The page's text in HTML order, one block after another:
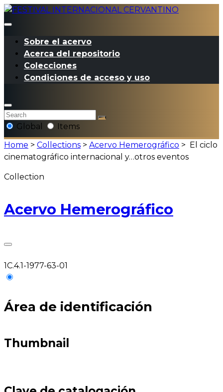
Sobre el acervo
Acerca del repositorio
Colecciones
Condiciones de acceso y uso
Global
Items
Home > Collections > Acervo Hemerográfico >
El ciclo
cinematográfico internacional y…otros eventos
Collection
Acervo Hemerográfico
1C.4.1-1977-63-01
Área de identificación
Thumbnail